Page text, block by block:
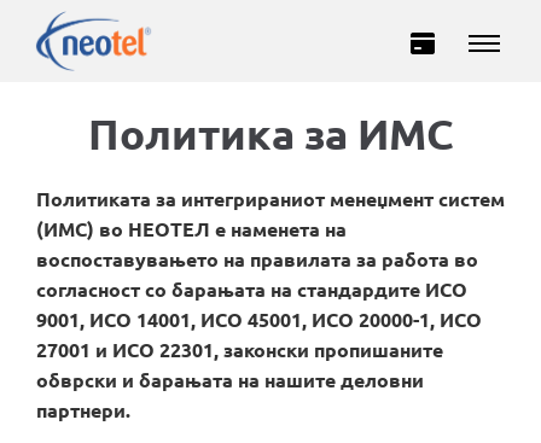
Домашни Деловни
ИНТЕРНЕТ
Политика за ИМС
Политиката за интегрираниот менеџмент систем
(ИМС) во НЕОТЕЛ е наменета на
воспоставувањето на правилата за работа во
согласност со барањата на стандардите ИСО
9001, ИСО 14001, ИСО 45001, ИСО 20000-1, ИСО
27001 и ИСО 22301, законски пропишаните
обврски и барањата на нашите деловни
партнери.